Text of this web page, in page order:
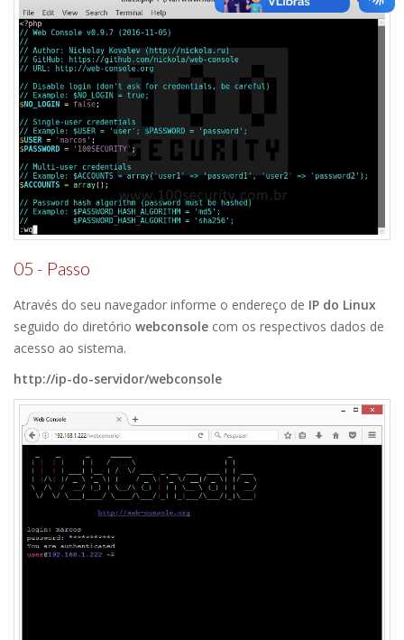
05 - Passo
Através do seu navegador informe o endereço de IP do Linux
seguido do diretório webconsole com os respectivos dados de
acesso ao sistema.
http://ip-do-servidor/webconsole